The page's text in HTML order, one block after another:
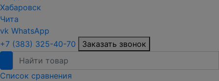
Хабаровск
Чита
vk WhatsApp
+7 (383) 325-40-70
Заказать звонок
Список сравнения